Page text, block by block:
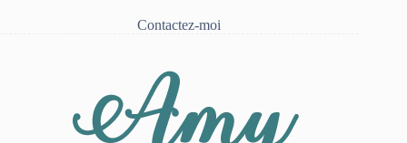
Contactez-moi